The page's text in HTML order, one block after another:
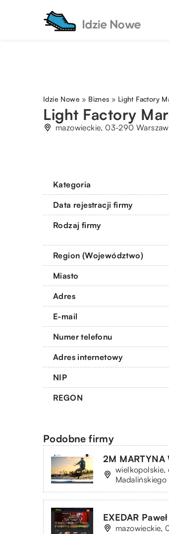
Idzie Nowe » Biznes » Light Factory
Light Factory
mazowieckie, 03-290
Kategoria
Data rejestracji firmy
Rodzaj firmy
Region (Województwo)
Miasto
Adres
E-mail
Numer telefonu
Adres internetowy
NIP
REGON
Podobne firmy
2M MARTYNA
wielkopolskie,
EXEDAR
mazowieckie,